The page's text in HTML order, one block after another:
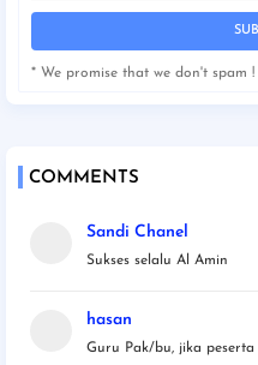
* We promise that we don't spam !
COMMENTS
Sandi Chanel
Sukses selalu Al Amin
hasan
Guru Pak/bu, jika